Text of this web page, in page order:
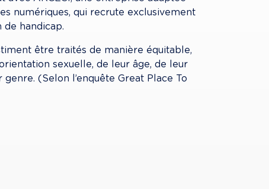
numériques, qui recrute exclusivement
de handicap.
être traités de manière équitable,
sexuelle, de leur âge, de leur
(Selon l’enquête Great Place To